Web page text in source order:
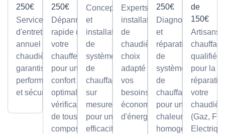
250€
Service
d'entretien
annuel pour
chaudières,
garantissant
performance
et sécurité.
250€
Dépannage
rapide de
votre
chauffe-eau
pour un
confort
optimal avec
vérification
de tous les
composants.
Conception
et
installation
de
systèmes
de
chauffage
sur
mesure,
pour une
efficacité
Experts en
installation
de
chaudières,
choix
adapté à
vos
besoins et
économies
d'énergie.
250€
Diagnostic
et
réparation
de
systèmes
de
chauffage
pour une
chaleur
homogène
de
150€
Artisans
qualifiés
pour la
votre
(Gaz,